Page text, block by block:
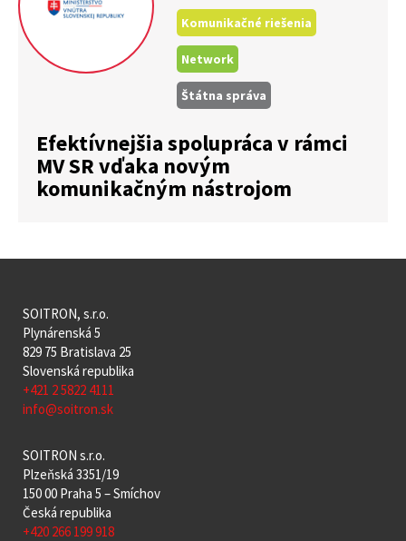
Komunikačné riešenia
Network
Štátna správa
Efektívnejšia spolupráca v rámci
MV SR vďaka novým
komunikačným nástrojom
SOITRON, s.r.o.
Plynárenská 5
829 75 Bratislava 25
Slovenská republika
+421 2 5822 4111
info@soitron.sk
SOITRON s.r.o.
Plzeňská 3351/19
150 00 Praha 5 – Smíchov
Česká republika
+420 266 199 918